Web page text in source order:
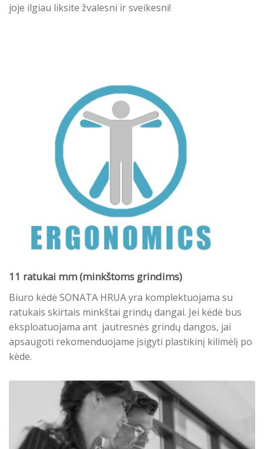
joje ilgiau liksite žvalesni ir sveikesni!
11 ratukai mm (minkštoms grindims)
Biuro kėdė SONATA HRUA yra komplektuojama su
ratukais skirtais minkštai grindų dangai. Jei kėdė bus
eksploatuojama ant jautresnės grindų dangos, jai
apsaugoti rekomenduojame įsigyti plastikinį kilimėlį po
kėde.